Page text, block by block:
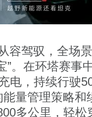
容驾驭，全场
”。在环塔赛事
电，持续行驶
能量管理策略
多公里，轻